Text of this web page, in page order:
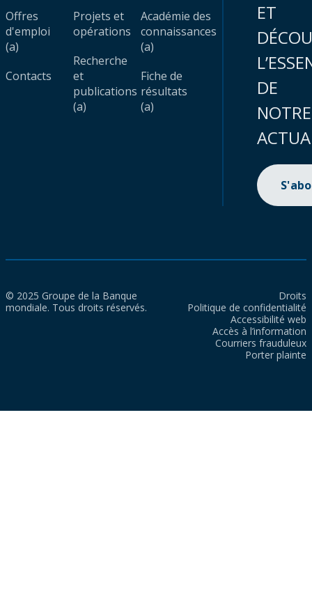
Offres
d'emploi
(a)
Contacts
Projets et
opérations
Recherche
et
publications
(a)
Académie des
connaissances
(a)
Fiche de
résultats
(a)
ET
DE
NOTRE
© 2025 Groupe de la Banque
mondiale. Tous droits réservés.
Droits
Politique de confidentialité
Accessibilité web
Accès à l’information
Courriers frauduleux
Porter plainte